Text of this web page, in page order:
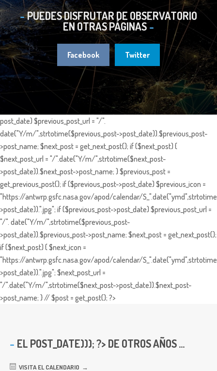
PUEDES DISFRUTAR DE OBSERVATORIO
EN OTRAS PÁGINAS
Facebook Twitter
post_date) $previous_post_url = "/".
date("Y/m/",strtotime($previous_post->post_date)).$previous_post-
>post_name; $next_post = get_next_post(); if ($next_post) {
$next_post_url = "/".date("Y/m/",strtotime($next_post-
>post_date)).$next_post->post_name; } $previous_post =
get_previous_post(); if ($previous_post->post_date) $previous_icon =
"https://antwrp.gsfc.nasa.gov/apod/calendar/
>post_date)).".jpg"; if ($previous_post->post_date) $previous_post_url =
"/". date("Y/m/",strtotime($previous_post-
>post_date)).$previous_post->post_name; $next_post = get_next_post();
if ($next_post) { $next_icon =
"https://antwrp.gsfc.nasa.gov/apod/calendar/
>post_date)).".jpg"; $next_post_url =
"/".date("Y/m/",strtotime($next_post->post_date)).$next_post-
>post_name; } // $post = get_post(); ?>
EL POST_DATE))); ?> DE OTROS AÑOS ...
VISITA EL CALENDARIO